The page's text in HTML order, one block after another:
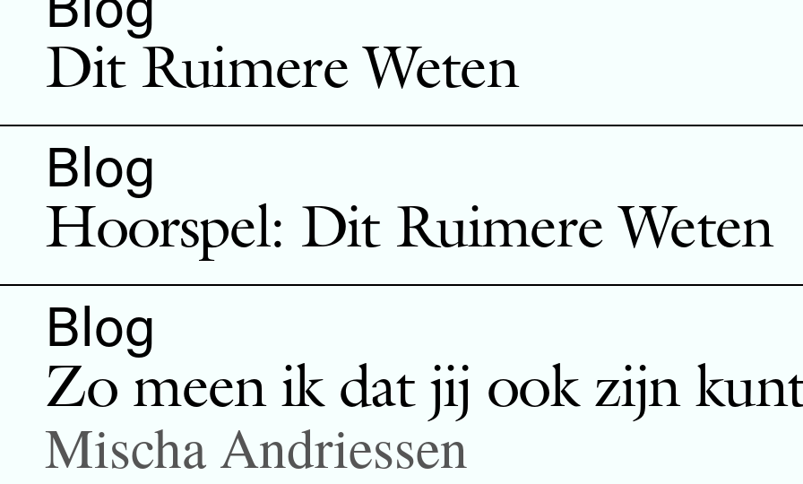
Dit Ruimere Weten
Blog
Hoorspel: Dit Ruimere Weten
Blog
Zo meen ik dat jij ook zijn
Mischa Andriessen